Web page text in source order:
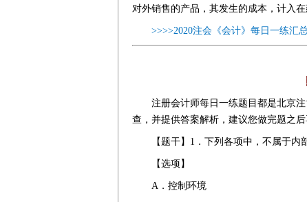
对外销售的产品，其发生的成本，计入在
>>>>2020注会《会计》每日一练汇总
注册会计师每日一练题目都是北京注
查，并提供答案解析，建议您做完题之后
【题干】1．下列各项中，不属于内
【选项】
A．控制环境